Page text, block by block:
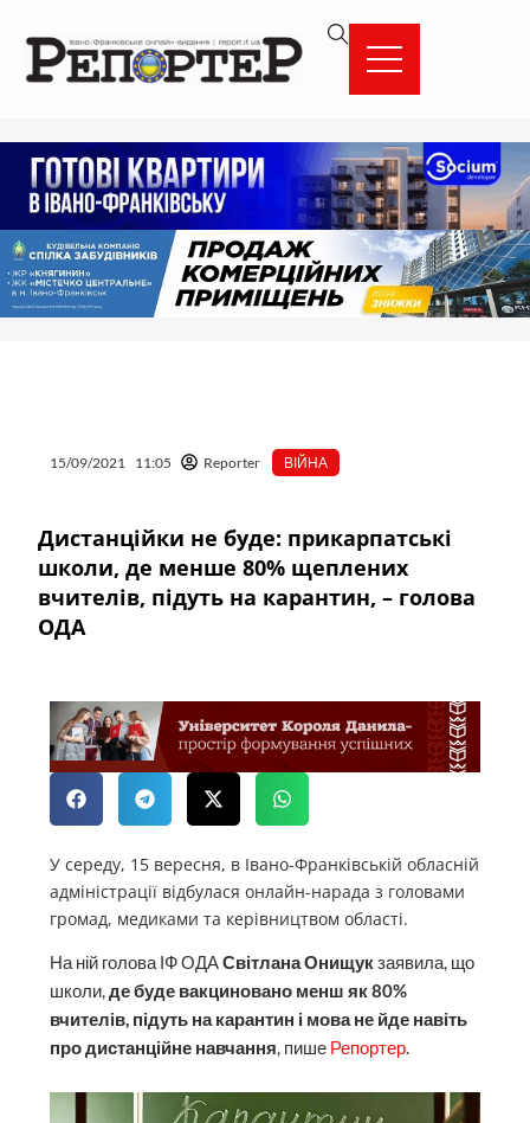
вмісту
15/09/2021 11:05 Reporter ВІЙНА
Дистанційки не буде: прикарпатські
школи, де менше 80% щеплених
вчителів, підуть на карантин, – голова
ОДА
У середу, 15 вересня, в Івано-Франківській обласній
адміністрації відбулася онлайн-нарада з головами
громад, медиками та керівництвом області.
На ній голова ІФ ОДАСвітлана Онищукзаявила, що
школи,де буде вакциновано менш як 80%
вчителів, підуть на карантин і мова не йде навіть
про дистанційне навчання, пише Репортер.